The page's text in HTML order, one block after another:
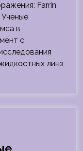
Farrin
в
с
линз